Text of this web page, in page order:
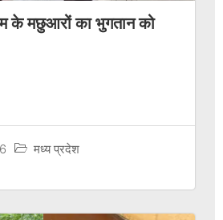
के मछुआरों का भुगतान को
मध्य प्रदेश